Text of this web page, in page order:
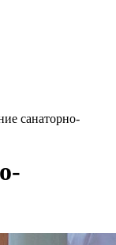
санаторно-